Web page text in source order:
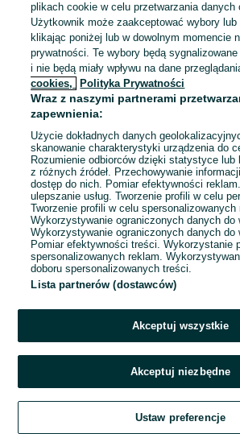
To ogłoszenie nie jest już
Przejdź na stronę
plikach cookie w celu przetwarzania danych
Użytkownik może zaakceptować wybory
klikając poniżej lub w dowolnym momencie
prywatności. Te wybory będą
i nie będą miały wpływu na dane
cookies,
Polityka Prywatności
Wraz z naszymi partnerami
zapewnienia:
Użycie dokładnych danych
skanowanie charakterystyki urządzenia do
Rozumienie odbiorców dzięki statystyce lub
z różnych źródeł. Przechowywanie
dostęp do nich. Pomiar efektywności
ulepszanie usług. Tworzenie profili w celu
Tworzenie profili w celu spersonalizowanych
Wykorzystywanie ograniczonych danych do
Wykorzystywanie ograniczonych danych do
Pomiar efektywności treści. Wykorzystanie
spersonalizowanych reklam.
doboru spersonalizowanych treści.
Lista partnerów (dostawców)
Akceptuj wszystkie
Akceptuj niezbędne
Ustaw preferencje